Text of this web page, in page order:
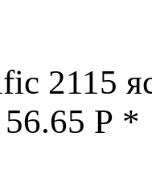
2115
56.65 Р *